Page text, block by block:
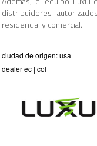
distribuidores
residencial y comercial.
ciudad de origen: usa
dealer ec | col